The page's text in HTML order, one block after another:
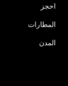
احجز
المطارات
المدن